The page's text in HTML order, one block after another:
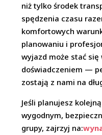
niż tylko środek
spędzenia czasu
komfortowych
planowaniu i
wyjazd może stać
doświadczeniem —
zostają z nami na
Jeśli planujesz
wygodnym,
grupy, zajrzyj na: